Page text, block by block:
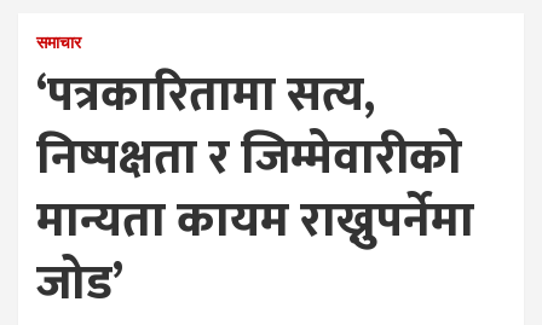
समाचार
‘पत्रकारितामा सत्य,
निष्पक्षता र जिम्मेवारीको
मान्यता कायम राख्नुपर्नेमा
जोड’